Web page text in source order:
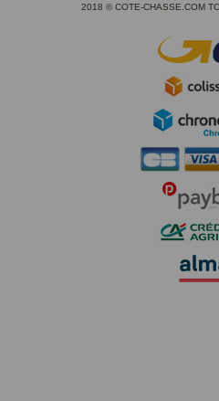
2018 © COTE-CHASSE.COM